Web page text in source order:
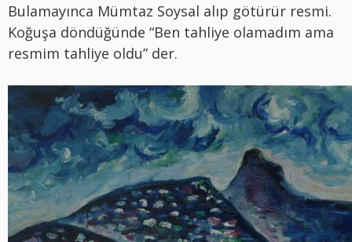
Bulamayınca Mümtaz Soysal alıp götürür resmi.
Koğuşa döndüğünde “Ben tahliye olamadım ama
resmim tahliye oldu” der.